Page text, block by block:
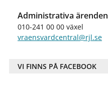
Administrativa ärenden
010-241 00 00 växel
vraensvardcentral@rjl.se
VI FINNS PÅ FACEBOOK